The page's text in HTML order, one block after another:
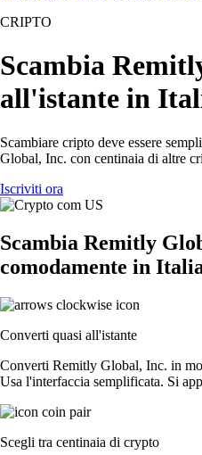
CRIPTO
Scambia
all'istante in
Scambiare cripto deve essere
Global, Inc. con centinaia di altre
Iscriviti ora
Scambia Remitly
comodamente in
Converti quasi all'istante
Converti Remitly Global, Inc. in
Usa l'interfaccia semplificata. Si
Scegli tra centinaia di crypto